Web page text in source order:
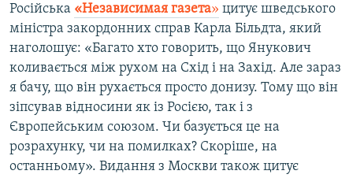
Російська «Независимая газета» цитує шведського
міністра закордонних справ Карла Більдта, який
наголошує: «Багато хто говорить, що Янукович
коливається між рухом на Схід і на Захід. Але зараз
я бачу, що він рухається просто донизу. Тому що він
зіпсував відносини як із Росією, так і з
Європейським союзом. Чи базується це на
розрахунку, чи на помилках? Скоріше, на
останньому». Видання з Москви також цитує